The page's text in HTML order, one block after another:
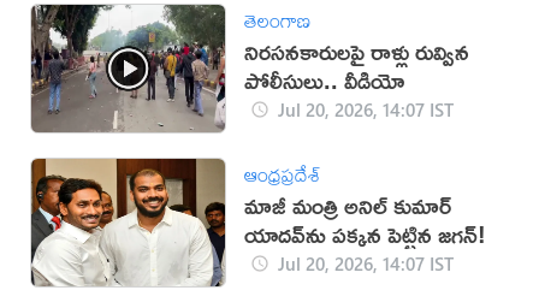
తెలంగాణ
నిరసనకారులపై రాళ్లు రువ్విన
పోలీసులు.. వీడియో
Jul 20, 2026, 14:07 IST
ఆంధ్రప్రదేశ్
మాజీ మంత్రి అనిల్ కుమార్
యాదవ్‌ను పక్కన పెట్టిన జగన్!
Jul 20, 2026, 14:07 IST